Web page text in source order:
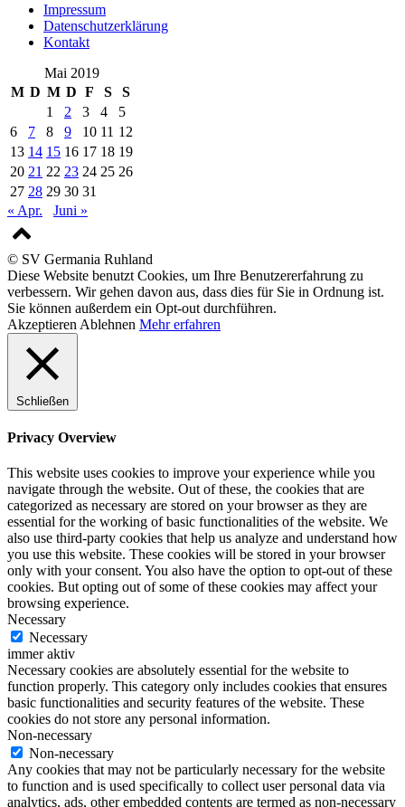
Impressum
Datenschutzerklärung
Kontakt
Mai 2019
M D M D F S
S
1
2 3 4
5
6
7 8 9 10 11 12
13 14 15 16 17 18 19
20 21 22 23 24 25 26
27 28 29 30 31
« Apr.
Juni »
© SV Germania Ruhland
Diese Website benutzt Cookies, um Ihre Benutzererfahrung zu
verbessern. Wir gehen davon aus, dass dies für Sie in Ordnung ist.
Sie können außerdem ein Opt-out durchführen.
Akzeptieren Ablehnen Mehr erfahren
Schließen
Privacy Overview
This website uses cookies to improve your experience while you
navigate through the website. Out of these, the cookies that are
categorized as necessary are stored on your browser as they are
essential for the working of basic functionalities of the website. We
also use third-party cookies that help us analyze and understand how
you use this website. These cookies will be stored in your browser
only with your consent. You also have the option to opt-out of these
cookies. But opting out of some of these cookies may affect your
browsing experience.
Necessary
Necessary
immer aktiv
Necessary cookies are absolutely essential for the website to
function properly. This category only includes cookies that ensures
basic functionalities and security features of the website. These
cookies do not store any personal information.
Non-necessary
Non-necessary
Any cookies that may not be particularly necessary for the website
to function and is used specifically to collect user personal data via
analytics, ads, other embedded contents are termed as non-necessary